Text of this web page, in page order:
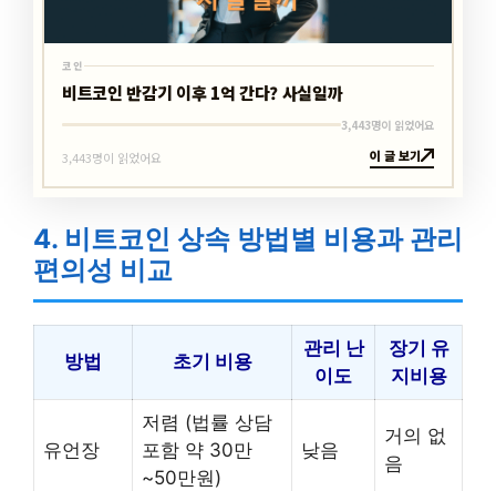
코인
비트코인 반감기 이후 1억 간다? 사실일까
3,443명이 읽었어요
3,443명이 읽었어요 이 글 보기
4. 비트코인 상속 방법별 비용과 관리
편의성 비교
방법 초기 비용
관리 난
이도
장기 유
지비용
유언장
저렴 (법률 상담
포함 약 30만
~50만원)
낮음
거의 없
음